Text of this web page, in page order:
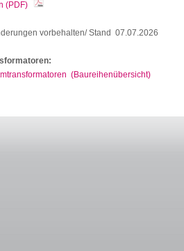
(PDF)
vorbehalten/ Stand 07.07.2026
(Baureihenübersicht)